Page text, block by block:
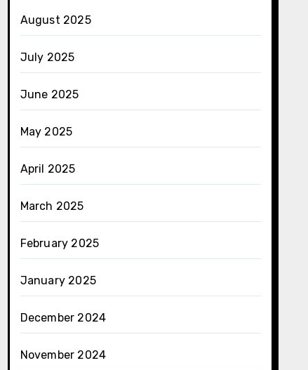
August 2025
July 2025
June 2025
May 2025
April 2025
March 2025
February 2025
January 2025
December 2024
November 2024